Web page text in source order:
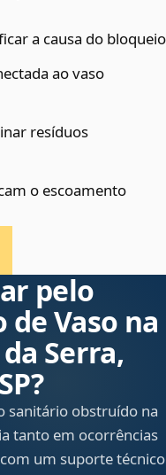
a causa do bloqueio
ao vaso
resíduos
o escoamento
pelo
Vaso na
Serra,
sanitário obstruído na
tanto em ocorrências
um suporte técnico